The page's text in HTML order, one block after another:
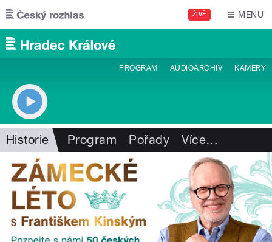
Přejít k hlavnímu obsahu
ŽIVĚ MENU
PROGRAM AUDIOARCHIV KAMERY
Historie Program Pořady Více…